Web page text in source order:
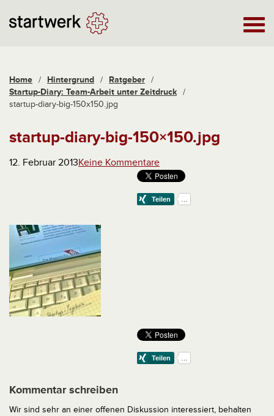
Home / Hintergrund / Ratgeber /
Startup-Diary: Team-Arbeit unter Zeitdruck /
startup-diary-big-150x150.jpg
startup-diary-big-150×150.jpg
12. Februar 2013Keine Kommentare
Kommentar schreiben
Wir sind sehr an einer offenen Diskussion interessiert, behalten